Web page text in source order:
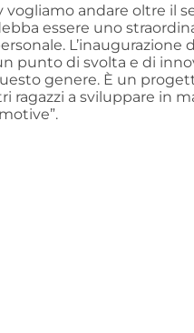
vogliamo andare oltre il
essere uno
L’inaugurazione
punto di svolta e di
genere. È un
ragazzi a sviluppare in